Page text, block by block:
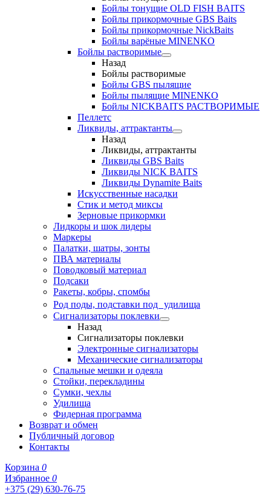
Бойлы тонущие OLD FISH BAITS
Бойлы прикормочные GBS Baits
Бойлы прикормочные NickBaits
Бойлы варёные MINENKO
Бойлы растворимые
Назад
Бойлы растворимые
Бойлы GBS пылящие
Бойлы пылящие MINENKO
Бойлы NICKBAITS РАСТВОРИМЫЕ
Пеллетс
Ликвиды, аттрактанты
Назад
Ликвиды, аттрактанты
Ликвиды GBS Baits
Ликвиды NICK BAITS
Ликвиды Dynamite Baits
Искусственные насадки
Стик и метод миксы
Зерновые прикормки
Лидкоры и шок лидеры
Маркеры
Палатки, шатры, зонты
ПВА материалы
Поводковый материал
Подсаки
Ракеты, кобры, спомбы
Род поды, подставки под удилища
Сигнализаторы поклевки
Назад
Сигнализаторы поклевки
Электронные сигнализаторы
Механические сигнализаторы
Спальные мешки и одеяла
Стойки, перекладины
Сумки, чехлы
Удилища
Фидерная программа
Возврат и обмен
Публичный договор
Контакты
Корзина 0
Избранное 0
+375 (29) 630-76-75